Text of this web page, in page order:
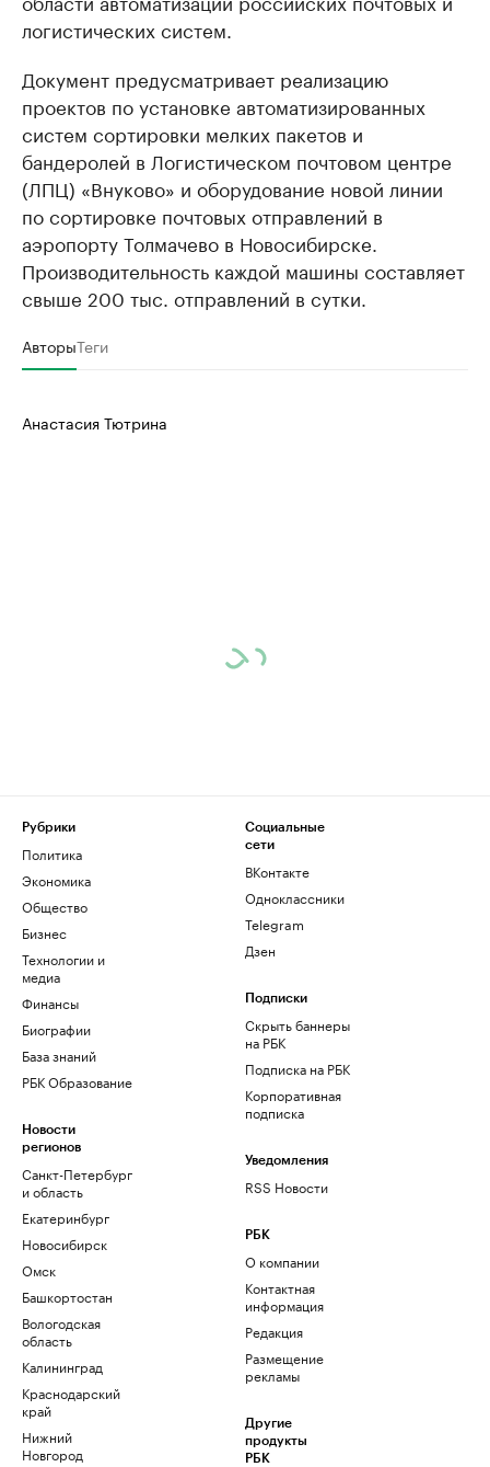
логистических систем.
Документ предусматривает реализацию
проектов по установке автоматизированных
систем сортировки мелких пакетов и
бандеролей в Логистическом почтовом центре
(ЛПЦ) «Внуково» и оборудование новой линии
по сортировке почтовых отправлений в
аэропорту Толмачево в Новосибирске.
Производительность каждой машины составляет
свыше 200 тыс. отправлений в сутки.
АвторыТеги
Анастасия Тютрина
Рубрики
Политика
Экономика
Общество
Бизнес
Технологии и
медиа
Финансы
Биографии
База знаний
РБК Образование
Новости
регионов
Санкт-Петербург
и область
Екатеринбург
Новосибирск
Омск
Башкортостан
Вологодская
область
Калининград
Краснодарский
край
Нижний
Новгород
Социальные
сети
ВКонтакте
Одноклассники
Telegram
Дзен
Подписки
Скрыть баннеры
на РБК
Подписка на РБК
Корпоративная
подписка
Уведомления
RSS Новости
РБК
О компании
Контактная
информация
Редакция
Размещение
рекламы
Другие
продукты
РБК